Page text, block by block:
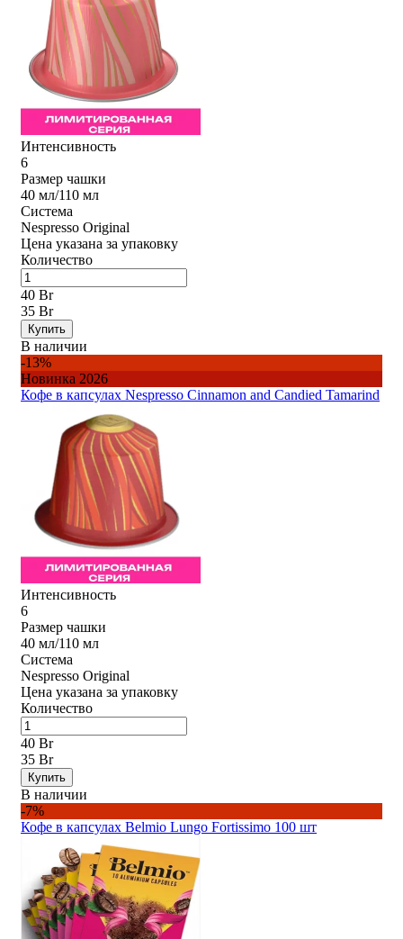
Интенсивность
6
Размер чашки
40 мл/110 мл
Система
Nespresso Original
Цена указана за упаковку
Количество
40 Br
35 Br
Купить
В наличии
-13%
Новинка 2026
Кофе в капсулах Nespresso Cinnamon and Candied Tamarind
Интенсивность
6
Размер чашки
40 мл/110 мл
Система
Nespresso Original
Цена указана за упаковку
Количество
40 Br
35 Br
Купить
В наличии
-7%
Кофе в капсулах Belmio Lungo Fortissimo 100 шт